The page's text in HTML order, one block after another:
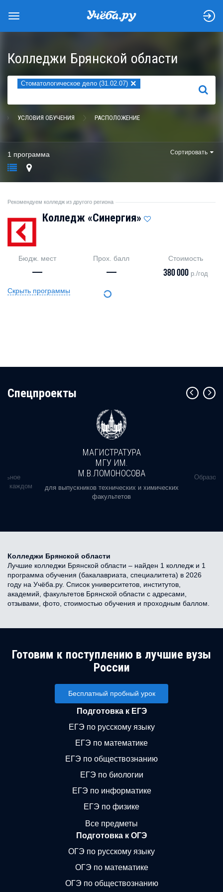
Колледжи Брянской области
Стоматологическое дело (31.02.07) ×
НАЙТИ
УСЛОВИЯ ОБУЧЕНИЯ РАСПОЛОЖЕНИЕ
1 программа Сортировать
Рекомендуем колледж из другого региона
Колледж «Синергия»
Бюдж. мест
—
Прох. балл
—
Стоимость
380 000 р./год
Скрыть программы
Cпецпроекты
в каждом
МАГИСТРАТУРА
МГУ ИМ.
М.В.ЛОМОНОСОВА
для выпускников технических и химических
факультетов
Колледжи Брянской области
Лучшие колледжи Брянской области – найден 1 колледж и 1
программа обучения (бакалавриата, специалитета) в 2026
году на Учёба.ру. Список университетов, институтов,
академий, факультетов Брянской области с адресами,
отзывами, фото, стоимостью обучения и проходным баллом.
Готовим к поступлению в лучшие вузы
России
Бесплатный пробный урок
Подготовка к ЕГЭ
ЕГЭ по русскому языку
ЕГЭ по математике
ЕГЭ по обществознанию
ЕГЭ по биологии
ЕГЭ по информатике
ЕГЭ по физике
Все предметы
Подготовка к ОГЭ
ОГЭ по русскому языку
ОГЭ по математике
ОГЭ по обществознанию